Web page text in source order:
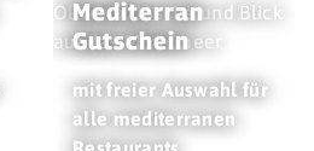
Mediterran
Gutschein
mit freier Auswahl für
alle mediterranen